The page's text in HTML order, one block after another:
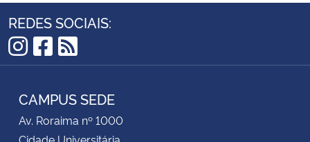
Gabinete de Segurança Institucional
Advocacia-Geral da União
Planalto
REDES SOCIAIS:
Instagram
Facebook
RSS
CAMPUS SEDE
Av. Roraima nº 1000